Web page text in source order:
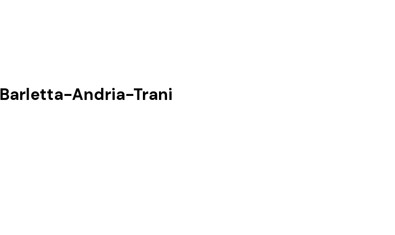
Barletta-Andria-Trani